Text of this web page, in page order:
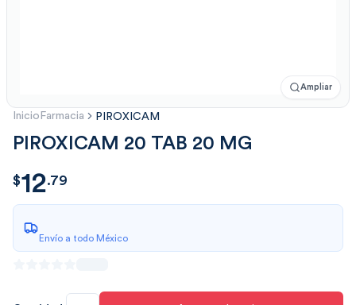
Ampliar
Inicio Farmacia PIROXICAM
PIROXICAM 20 TAB 20 MG
$12.79
$12.79
Envío a todo México